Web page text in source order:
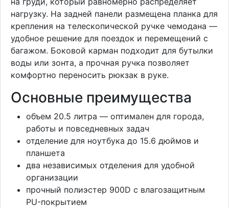
нагрузку. На задней панели размещена планка для
крепления на телескопической ручке чемодана —
удобное решение для поездок и перемещений с
багажом. Боковой карман подходит для бутылки
воды или зонта, а прочная ручка позволяет
комфортно переносить рюкзак в руке.
Основные преимущества
объем 20.5 литра — оптимален для города,
работы и повседневных задач
отделение для ноутбука до 15.6 дюймов и
планшета
два независимых отделения для удобной
организации
прочный полиэстер 900D с влагозащитным
PU-покрытием